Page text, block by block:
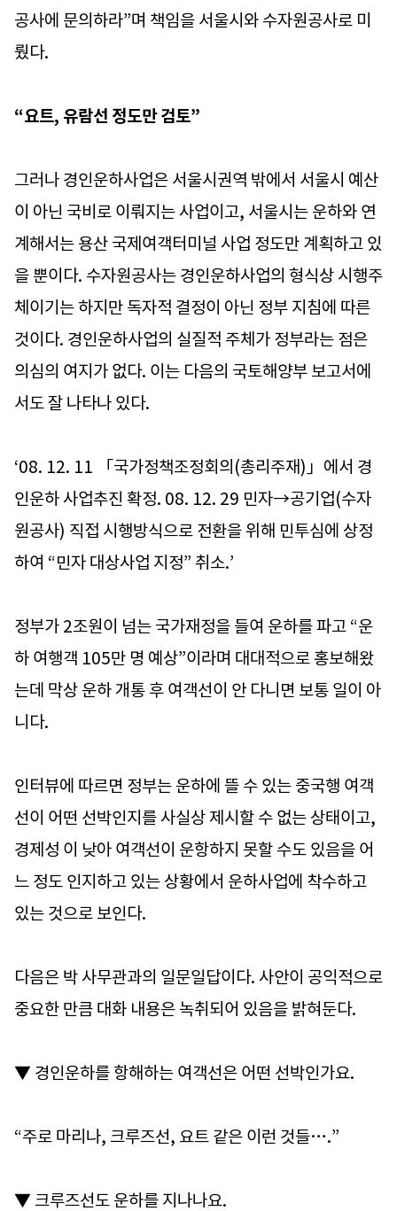
공사에 문의하라”며 책임을 서울시와 수자원공사로 미
뤘다.
“요트, 유람선 정도만 검토”
그러나 경인운하사업은 서울시권역 밖에서 서울시 예산
이 아닌 국비로 이뤄지는 사업이고, 서울시는 운하와 연
계해서는 용산 국제여객터미널 사업 정도만 계획하고 있
을 뿐이다. 수자원공사는 경인운하사업의 형식상 시행주
체이기는 하지만 독자적 결정이 아닌 정부 지침에 따른
것이다. 경인운하사업의 실질적 주체가 정부라는 점은
의심의 여지가 없다. 이는 다음의 국토해양부 보고서에
서도 잘 나타나 있다.
‘08. 12. 11 「국가정책조정회의(총리주재)」에서 경
인운하 사업추진 확정. 08. 12. 29 민자→공기업(수자
원공사) 직접 시행방식으로 전환을 위해 민투심에 상정
하여 “민자 대상사업 지정” 취소.’
정부가 2조원이 넘는 국가재정을 들여 운하를 파고 “운
하 여행객 105만 명 예상”이라며 대대적으로 홍보해왔
는데 막상 운하 개통 후 여객선이 안 다니면 보통 일이 아
니다.
인터뷰에 따르면 정부는 운하에 뜰 수 있는 중국행 여객
선이 어떤 선박인지를 사실상 제시할 수 없는 상태이고,
경제성 이 낮아 여객선이 운항하지 못할 수도 있음을 어
느 정도 인지하고 있는 상황에서 운하사업에 착수하고
있는 것으로 보인다.
다음은 박 사무관과의 일문일답이다. 사안이 공익적으로
중요한 만큼 대화 내용은 녹취되어 있음을 밝혀둔다.
▼ 경인운하를 항해하는 여객선은 어떤 선박인가요.
“주로 마리나, 크루즈선, 요트 같은 이런 것들….”
▼ 크루즈선도 운하를 지나나요.